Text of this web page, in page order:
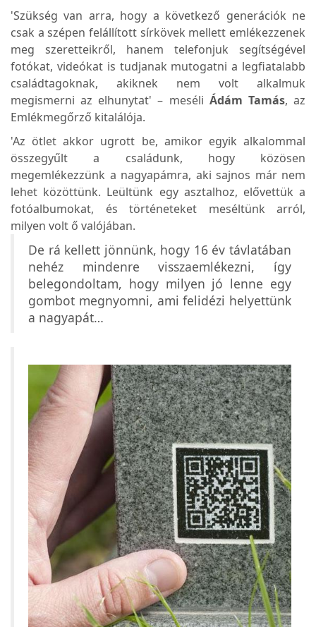
'Szükség van arra, hogy a következő generációk ne
csak a szépen felállított sírkövek mellett emlékezzenek
meg szeretteikről, hanem telefonjuk segítségével
fotókat, videókat is tudjanak mutogatni a legfiatalabb
családtagoknak, akiknek nem volt alkalmuk
megismerni az elhunytat' – meséli Ádám Tamás, az
Emlékmegőrző kitalálója.
'Az ötlet akkor ugrott be, amikor egyik alkalommal
összegyűlt a családunk, hogy közösen
megemlékezzünk a nagyapámra, aki sajnos már nem
lehet közöttünk. Leültünk egy asztalhoz, elővettük a
fotóalbumokat, és történeteket meséltünk arról,
milyen volt ő valójában.
De rá kellett jönnünk, hogy 16 év távlatában
nehéz mindenre visszaemlékezni, így
belegondoltam, hogy milyen jó lenne egy
gombot megnyomni, ami felidézi helyettünk
a nagyapát…